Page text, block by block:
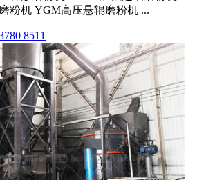
粉机 YGM高压悬辊磨粉机 ...
8511